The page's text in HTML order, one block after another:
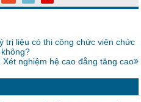
trị liệu có thi công chức viên chức
nghiệm hệ cao đẳng tăng cao